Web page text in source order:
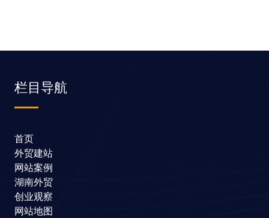
栏目导航
首页
外贸建站
网站案例
湖南外贸
创业观察
网站地图